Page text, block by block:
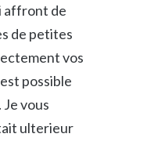
affront de
de petites
vos
possible
vous
ulterieur